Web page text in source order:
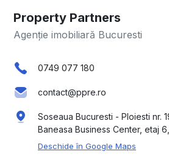
Property Partners
Agenție imobiliară Bucuresti
0749 077 180
contact@ppre.ro
Soseaua Bucuresti - Ploiesti nr.
Baneasa Business Center, etaj
Deschide în Google Maps